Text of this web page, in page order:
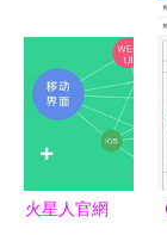
火星人官網